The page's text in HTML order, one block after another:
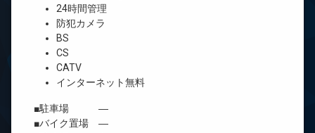
24時間管理
防犯カメラ
BS
CS
CATV
インターネット無料
■駐車場 ―
■バイク置場 ―